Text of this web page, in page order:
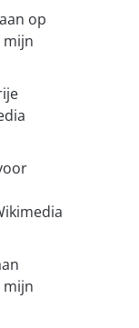
op
mijn
mijn